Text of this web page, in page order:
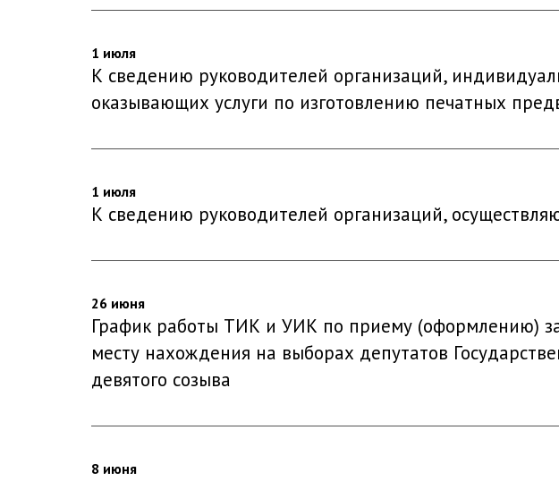
1 июля
К сведению руководителей организаций,
оказывающих услуги по изготовлению печатных
1 июля
К сведению руководителей организаций,
26 июня
График работы ТИК и УИК по приему (оформлению)
месту нахождения на выборах депутатов
девятого созыва
8 июня